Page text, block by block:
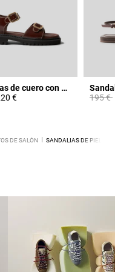
Sandalias de cuero con hebillas
from
€
Price
195 €
DE SALÓN SANDALIAS DE PIEL